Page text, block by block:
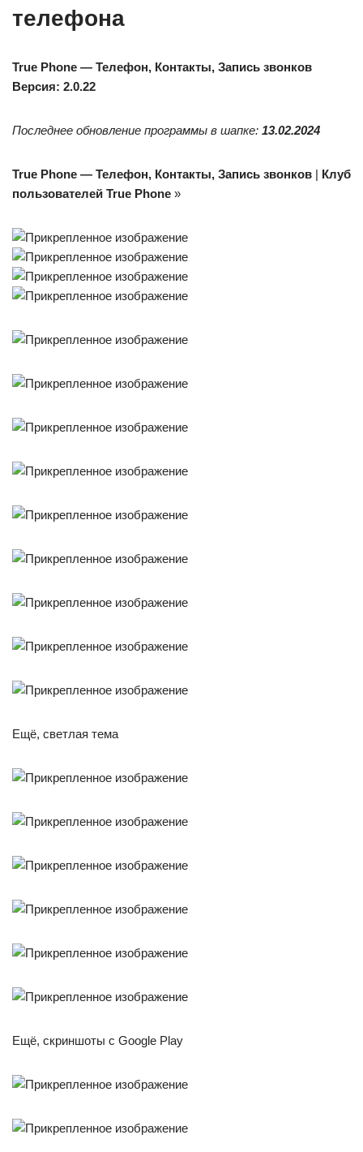
телефона
True Phone — Телефон, Контакты, Запись звонков
Версия: 2.0.22
Последнее обновление программы в шапке: 13.02.2024
True Phone — Телефон, Контакты, Запись звонков | Клуб
пользователей True Phone »
Ещё, светлая тема
Ещё, скриншоты с Google Play